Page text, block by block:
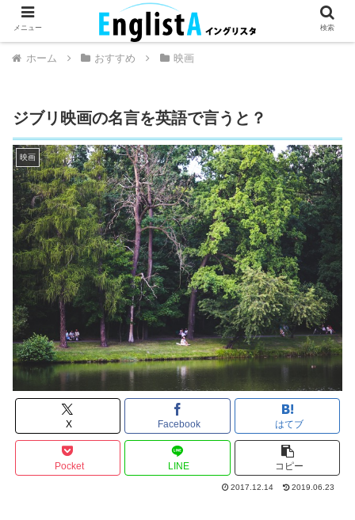
英語が話せるとちょっとハッピー。
ホーム おすすめ 映画
ジブリ映画の名言を英語で言うと？
映画
X Facebook はてブ
Pocket LINE コピー
2017.12.14 2019.06.23
メニュー 検索